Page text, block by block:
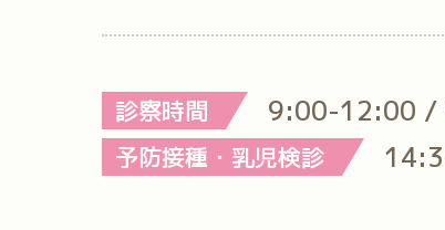
診察時間 9:00-12:00
予防接種・乳児検診